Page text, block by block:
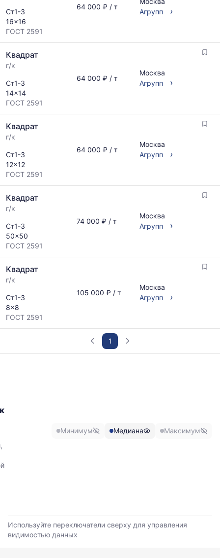
Ст1-3
16x16
ГОСТ 2591
64 000 ₽ / т
Агрупп
›
Квадрат
г/к
Ст1-3
14x14
ГОСТ 2591
64 000 ₽ / т
Москва
Агрупп
›
Квадрат
г/к
Ст1-3
12x12
ГОСТ 2591
64 000 ₽ / т
Москва
Агрупп
›
Квадрат
г/к
Ст1-3
50x50
ГОСТ 2591
74 000 ₽ / т
Москва
Агрупп
›
Квадрат
г/к
Ст1-3
8x8
ГОСТ 2591
105 000 ₽ / т
Москва
Агрупп
›
1
6
месяцев.
Используйте
Минимум Медиана Максимум
Используйте переключатели сверху для управления
видимостью данных